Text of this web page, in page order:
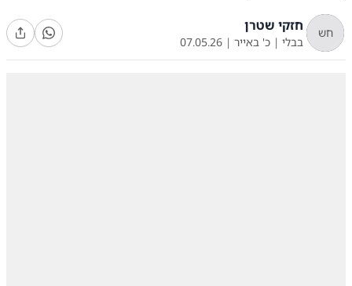
חש חזקי שטרן
בבלי | כ' באייר |
07.05.26